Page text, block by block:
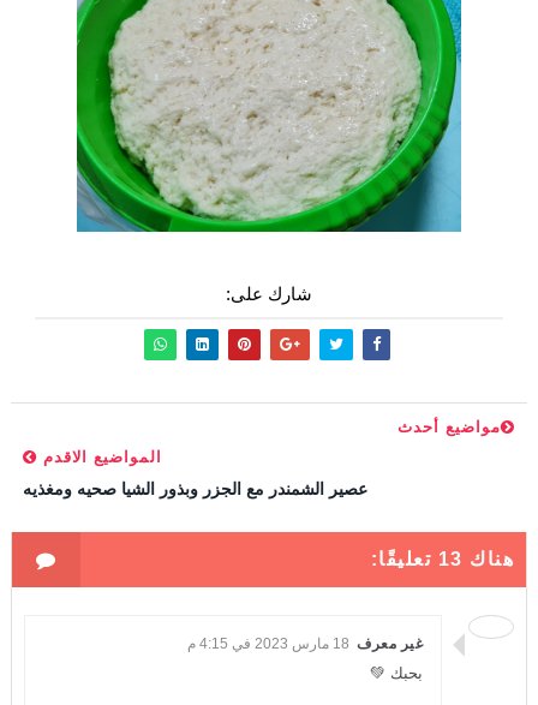
شارك على:
مواضيع أحدث
المواضيع الاقدم
عصير الشمندر مع الجزر وبذور الشيا صحيه ومغذيه
هناك 13 تعليقًا:
غير معرف 18 مارس 2023 في 4:15 م
بحبك 💚